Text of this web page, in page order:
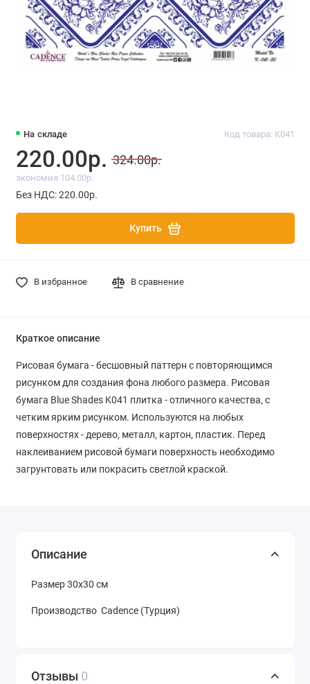
На складе Код товара: K041
220.00р. 324.00р.
экономия 104.00р.
Без НДС: 220.00р.
Купить
В избранное В сравнение
Краткое описание
Рисовая бумага - бесшовный паттерн с повторяющимся
рисунком для создания фона любого размера. Рисовая
бумага Blue Shades K041 плитка - отличного качества, с
четким ярким рисунком. Используются на любых
поверхностях - дерево, металл, картон, пластик. Перед
наклеиванием рисовой бумаги поверхность необходимо
загрунтовать или покрасить светлой краской.
Описание
Размер 30х30 см
Производство Cadence (Турция)
Отзывы 0